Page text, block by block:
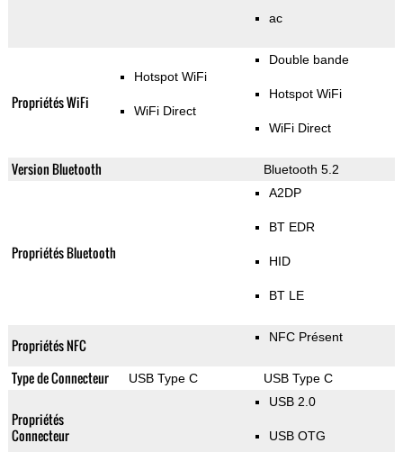
ac
Propriétés WiFi
Hotspot WiFi
WiFi Direct
Double bande
Hotspot WiFi
WiFi Direct
Version Bluetooth Bluetooth 5.2
Propriétés Bluetooth
A2DP
BT EDR
HID
BT LE
Propriétés NFC NFC Présent
Type de Connecteur USB Type C USB Type C
Propriétés
Connecteur
USB 2.0
USB OTG